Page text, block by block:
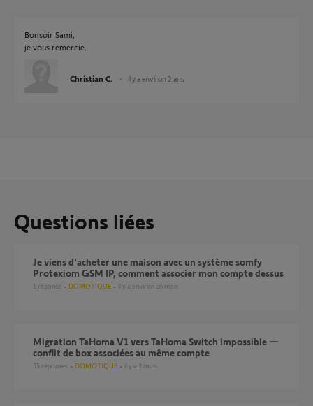
Bonsoir Sami,
je vous remercie.
Christian C. il y a environ 2 ans
Questions liées
Je viens d'acheter une maison avec un système somfy
Protexiom GSM IP, comment associer mon compte dessus
1 réponse DOMOTIQUE il y a environ un mois
Migration TaHoma V1 vers TaHoma Switch impossible —
conflit de box associées au même compte
55 réponses DOMOTIQUE il y a 3 mois